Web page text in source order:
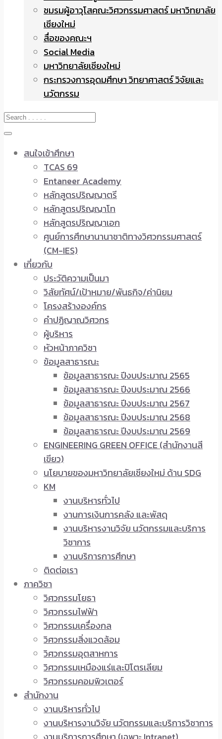
ชมรมผู้อาวุโสคณะวิศวกรรมศาสตร์ มหาวิทยาลัย
เชียงใหม่
สื่อของคณะฯ
Social Media
มหาวิทยาลัยเชียงใหม่
กระทรวงการอุดมศึกษา วิทยาศาสตร์ วิจัยและ
นวัตกรรม
สนใจเข้าศึกษา
TCAS 69
Entaneer Academy
หลักสูตรปริญญาตรี
หลักสูตรปริญญาโท
หลักสูตรปริญญาเอก
ศูนย์การศึกษานานาชาติทางวิศวกรรมศาสตร์
(CM-IES)
เกี่ยวกับ
ประวัติความเป็นมา
วิสัยทัศน์/เป้าหมาย/พันธกิจ/ค่านิยม
โครงสร้างองค์กร
คำปฏิญาณวิศวกร
ผู้บริหาร
หัวหน้าภาควิชา
ข้อมูลสาธารณะ
ข้อมูลสาธารณะ ปีงบประมาณ 2565
ข้อมูลสาธารณะ ปีงบประมาณ 2566
ข้อมูลสาธารณะ ปีงบประมาณ 2567
ข้อมูลสาธารณะ ปีงบประมาณ 2568
ข้อมูลสาธารณะ ปีงบประมาณ 2569
ENGINEERING GREEN OFFICE (สำนักงานสี
เขียว)
นโยบายของมหาวิทยาลัยเชียงใหม่ ด้าน SDG
KM
งานบริหารทั่วไป
งานการเงินการคลัง และพัสดุ
งานบริหารงานวิจัย นวัตกรรมและบริการ
วิชาการ
งานบริการการศึกษา
ติดต่อเรา
ภาควิชา
วิศวกรรมโยธา
วิศวกรรมไฟฟ้า
วิศวกรรมเครื่องกล
วิศวกรรมสิ่งแวดล้อม
วิศวกรรมอุตสาหการ
วิศวกรรมเหมืองแร่และปิโตรเลียม
วิศวกรรมคอมพิวเตอร์
สำนักงาน
งานบริหารทั่วไป
งานบริหารงานวิจัย นวัตกรรมและบริการวิชาการ